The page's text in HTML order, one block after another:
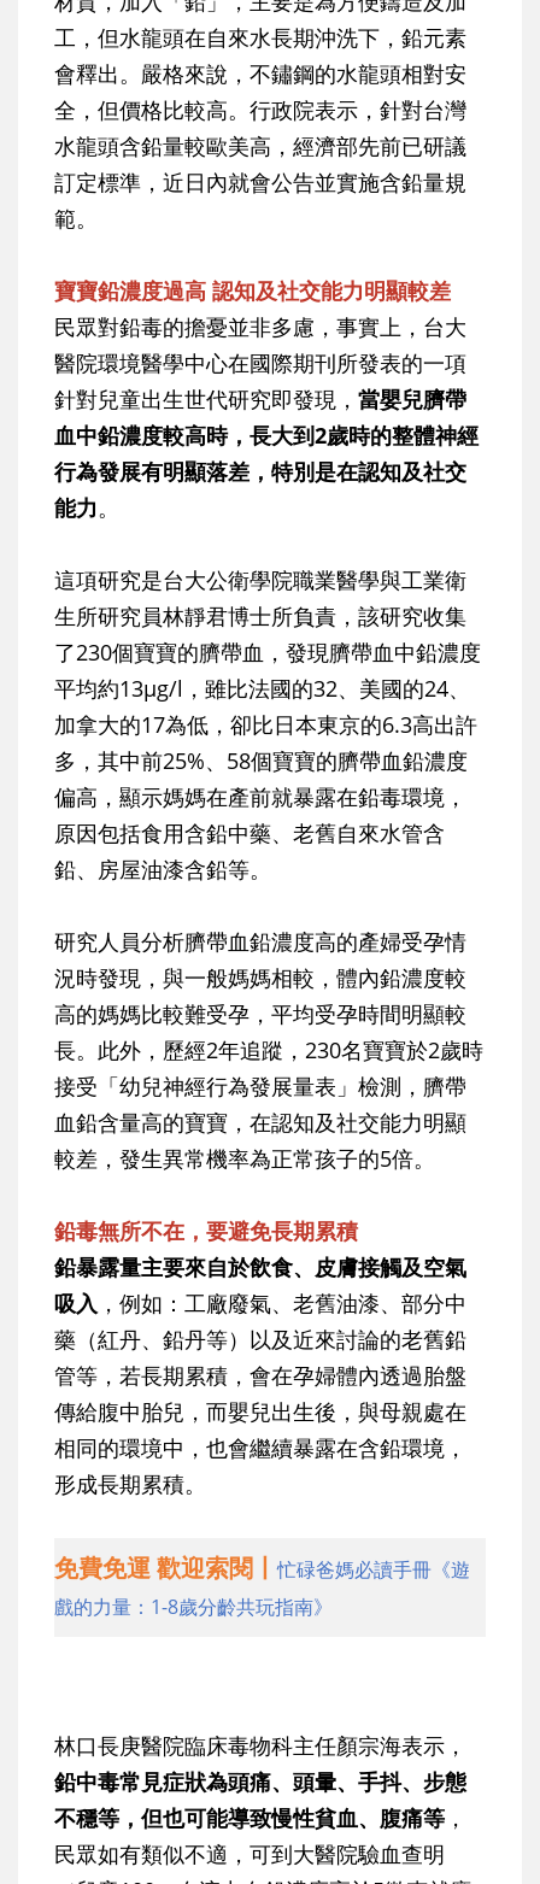
工，但水龍頭在自來水長期沖洗下，鉛元素
會釋出。嚴格來說，不鏽鋼的水龍頭相對安
全，但價格比較高。行政院表示，針對台灣
水龍頭含鉛量較歐美高，經濟部先前已研議
訂定標準，近日內就會公告並實施含鉛量規
範。
寶寶鉛濃度過高 認知及社交能力明顯較差
民眾對鉛毒的擔憂並非多慮，事實上，台大
醫院環境醫學中心在國際期刊所發表的一項
針對兒童出生世代研究即發現， 當嬰兒臍帶
血中鉛濃度較高時，長大到2歲時的整體神經
行為發展有明顯落差，特別是在認知及社交
能力。
這項研究是台大公衛學院職業醫學與工業衛
生所研究員林靜君博士所負責，該研究收集
了230個寶寶的臍帶血，發現臍帶血中鉛濃度
平均約13μg/l，雖比法國的32、美國的24、
加拿大的17為低，卻比日本東京的6.3高出許
多，其中前25%、58個寶寶的臍帶血鉛濃度
偏高，顯示媽媽在產前就暴露在鉛毒環境，
原因包括食用含鉛中藥、老舊自來水管含
鉛、房屋油漆含鉛等。
研究人員分析臍帶血鉛濃度高的產婦受孕情
況時發現，與一般媽媽相較，體內鉛濃度較
高的媽媽比較難受孕，平均受孕時間明顯較
長。此外，歷經2年追蹤，230名寶寶於2歲時
接受「幼兒神經行為發展量表」檢測，臍帶
血鉛含量高的寶寶，在認知及社交能力明顯
較差，發生異常機率為正常孩子的5倍。
鉛毒無所不在，要避免長期累積
鉛暴露量主要來自於飲食、皮膚接觸及空氣
吸入 ，例如：工廠廢氣、老舊油漆、部分中
藥（紅丹、鉛丹等）以及近來討論的老舊鉛
管等，若長期累積，會在孕婦體內透過胎盤
傳給腹中胎兒，而嬰兒出生後，與母親處在
相同的環境中，也會繼續暴露在含鉛環境，
形成長期累積。
免費免運 歡迎索閱丨忙碌爸媽必讀手冊《遊
戲的力量：1-8歲分齡共玩指南》
林口長庚醫院臨床毒物科主任顏宗海表示，
鉛中毒常見症狀為頭痛、頭暈、手抖、步態
不穩等，但也可能導致慢性貧血、腹痛等 ，
民眾如有類似不適，可到大醫院驗血查明